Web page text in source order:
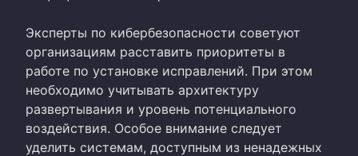
Эксперты по кибербезопасности советуют
организациям расставить приоритеты в
работе по установке исправлений. При этом
необходимо учитывать архитектуру
развертывания и уровень потенциального
воздействия. Особое внимание следует
уделить системам, доступным из ненадежных